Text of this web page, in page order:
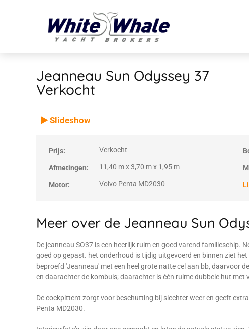
Jeanneau Sun Odyssey 37
Verkocht
VERKOCHT
Verkocht
Slideshow
Prijs: Verkocht
Afmetingen: 11,40 m x 3,70 m x 1,95 m
Motor: Volvo Penta MD2030
Meer over de Jeanneau Sun
De jeanneau SO37 is een heerlijk ruim en goed varend familieschip.
goed op gepast. het onderhoud is tijdig uitgevoerd en binnen ziet
beproefd 'Jeanneau' met een heel grote natte cel aan bb, daarvoor
en daarachter de kombuis; daarachter is één ruime dubbele hut
De cockpittent zorgt voor beschutting bij slechter weer en geeft
Penta MD2030.